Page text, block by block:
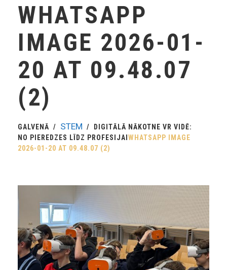
WHATSAPP
IMAGE 2026-01-
20 AT 09.48.07
(2)
GALVENĀ STEM
DIGITĀLĀ NĀKOTNE VR VIDĒ:
NO PIEREDZES LĪDZ PROFESIJAI WHATSAPP IMAGE
2026-01-20 AT 09.48.07 (2)